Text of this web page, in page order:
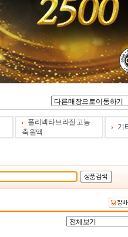
폴리넥타 브라질 고농
축 원액
기